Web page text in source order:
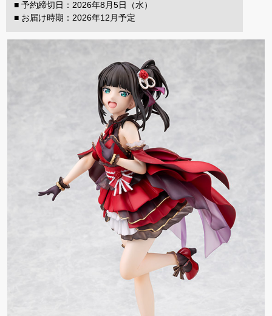
■ 予約締切日：2026年8月5日（水）
■ お届け時期：2026年12月予定